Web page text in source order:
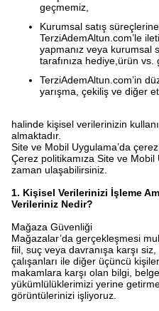
geçmemiz,
Kurumsal satış
TerziAdemAltun.com’le
yapmanız veya kurumsal
tarafınıza hediye,ürün vs.
TerziAdemAltun.com’in
yarışma, çekiliş ve diğer
halinde kişisel verilerinizin
almaktadır.
Site ve Mobil Uygulama’da
Çerez politikamıza Site ve
zaman ulaşabilirsiniz.
1. Kişisel Verilerinizi İşleme
Verileriniz Nedir?
Mağaza Güvenliği
Mağazalar’da gerçekleşmesi
fiil, suç veya davranışa karşı
çalışanları ile diğer üçüncü
makamlara karşı olan bilgi,
yükümlülüklerimizi yerine
görüntülerinizi işliyoruz.